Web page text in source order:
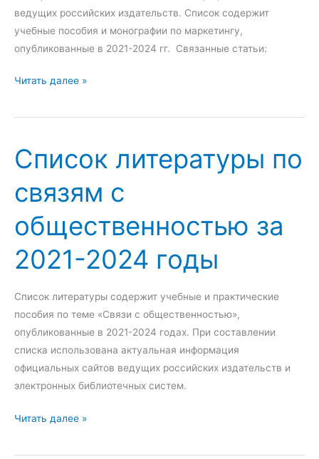
л
о
г
и
а
0
2
2
2
2
г
о
д
ы
п
д
ш
к
о
л
ь
о
п
е
д
а
г
о
и
е
ведущих российских издательств. Список содержит
учебные пособия и монографии по маркетингу,
опубликованные в 2021-2024 гг. Связанные статьи:
С
и
о
к
л
и
т
р
т
у
р
ы
п
о
а
к
Читать далее »
Список литературы по
связям с
общественностью за
2021-2024 годы
Список литературы содержит учебные и практические
пособия по теме «Связи с общественностью»,
опубликованные в 2021-2024 годах. При составлении
списка использована актуальная информация
официальных сайтов ведущих российских издательств и
электронных библиотечных систем.
С
и
Читать далее »